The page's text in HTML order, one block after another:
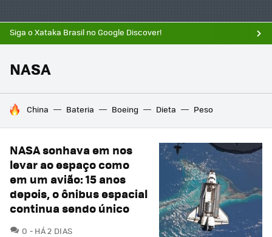
Siga o Xataka Brasil no Google Discover!
NASA
TENDÊNCIAS DO DIA
China Bateria Boeing Dieta Peso
NASA sonhava em nos
levar ao espaço como
em um avião: 15 anos
depois, o ônibus espacial
continua sendo único
0 COMENTÁRIOS
HÁ 2 DIAS